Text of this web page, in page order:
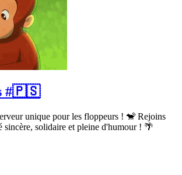
#🇵🇸
unique pour les floppeurs ! 🐒 Rejoins
sincère, solidaire et pleine d'humour ! 🌴